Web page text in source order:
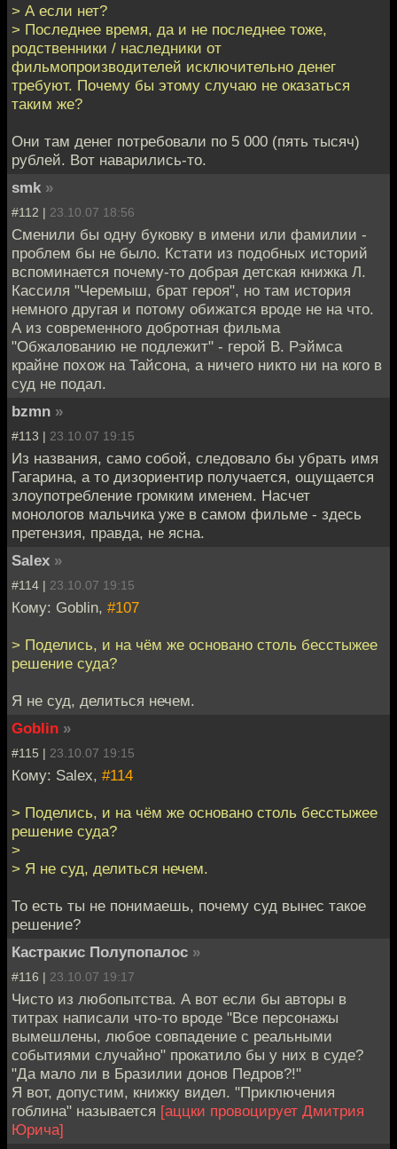
> А если нет?
> Последнее время, да и не последнее тоже,
родственники / наследники от
фильмопроизводителей исключительно денег
требуют. Почему бы этому случаю не оказаться
таким же?
Они там денег потребовали по 5 000 (пять тысяч)
рублей. Вот наварились-то.
smk »
#112 | 23.10.07 18:56
Сменили бы одну буковку в имени или фамилии -
проблем бы не было. Кстати из подобных историй
вспоминается почему-то добрая детская книжка Л.
Кассиля "Черемыш, брат героя", но там история
немного другая и потому обижатся вроде не на что.
А из современного добротная фильма
"Обжалованию не подлежит" - герой В. Рэймса
крайне похож на Тайсона, а ничего никто ни на кого в
суд не подал.
bzmn »
#113 | 23.10.07 19:15
Из названия, само собой, следовало бы убрать имя
Гагарина, а то дизориентир получается, ощущается
злоупотребление громким именем. Насчет
монологов мальчика уже в самом фильме - здесь
претензия, правда, не ясна.
Salex »
#114 | 23.10.07 19:15
Кому: Goblin, #107
> Поделись, и на чём же основано столь бесстыжее
решение суда?
Я не суд, делиться нечем.
Goblin »
#115 | 23.10.07 19:15
Кому: Salex, #114
> Поделись, и на чём же основано столь бесстыжее
решение суда?
>
> Я не суд, делиться нечем.
То есть ты не понимаешь, почему суд вынес такое
решение?
Кастракис Полупопалос »
#116 | 23.10.07 19:17
Чисто из любопытства. А вот если бы авторы в
титрах написали что-то вроде "Все персонажы
вымешлены, любое совпадение с реальными
событиями случайно" прокатило бы у них в суде?
"Да мало ли в Бразилии донов Педров?!"
Я вот, допустим, книжку видел. "Приключения
гоблина" называется [аццки провоцирует Дмитрия
Юрича]